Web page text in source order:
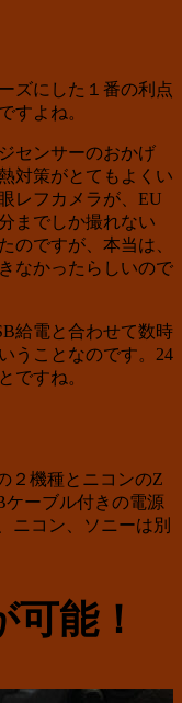
ズにした１番の利点
すよね。
センサーのおかげ
対策がとてもよくい
レフカメラが、EU
までしか撮れない
ですが、本当は、
なかったらしいので
給電と合わせて数時
うことなのです。24
ですね。
２機種とニコンのZ
ケーブル付きの電源
ニコン、ソニーは別
能！